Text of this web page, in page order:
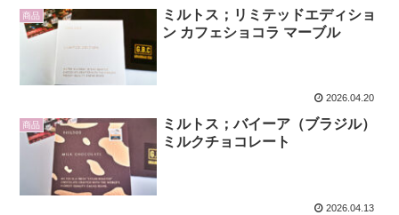
商品
ミルトス；リミテッドエディショ
ン カフェショコラ マーブル
2026.04.20
商品
ミルトス；バイーア（ブラジル）
ミルクチョコレート
2026.04.13